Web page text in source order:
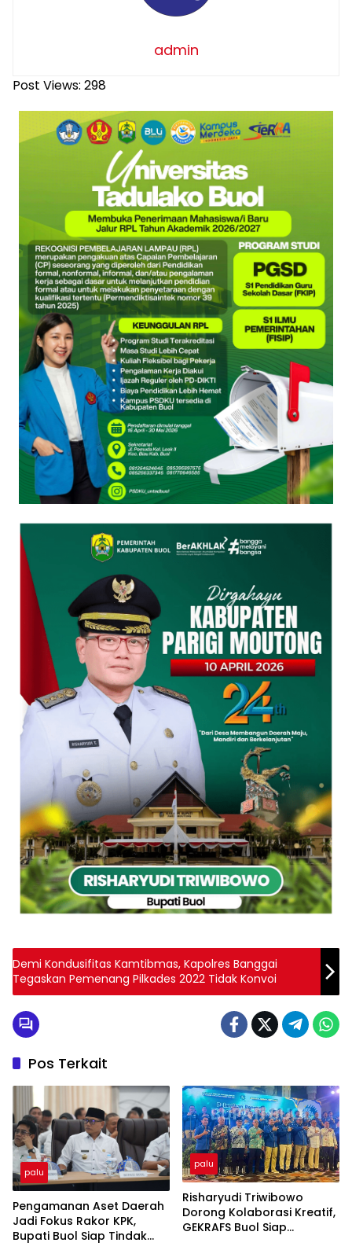
admin
Post Views: 298
Demi Kondusifitas Kamtibmas, Kapolres Banggai
Tegaskan Pemenang Pilkades 2022 Tidak Konvoi
Pos Terkait
palu
Pengamanan Aset Daerah
Jadi Fokus Rakor KPK,
Bupati Buol Siap Tindak
palu
Risharyudi Triwibowo
Dorong Kolaborasi Kreatif,
GEKRAFS Buol Siap